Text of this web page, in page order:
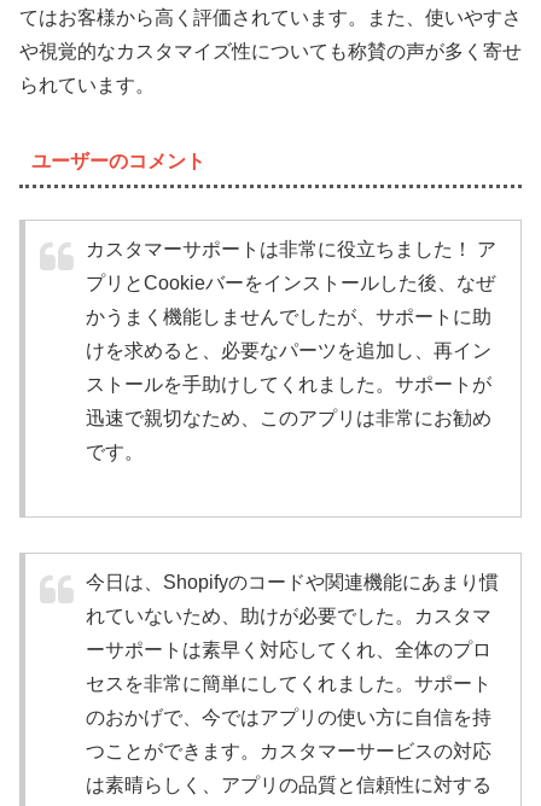
てはお客様から高く評価されています。また、使いやすさ
や視覚的なカスタマイズ性についても称賛の声が多く寄せ
られています。
ユーザーのコメント
カスタマーサポートは非常に役立ちました！ ア
プリとCookieバーをインストールした後、なぜ
かうまく機能しませんでしたが、サポートに助
けを求めると、必要なパーツを追加し、再イン
ストールを手助けしてくれました。サポートが
迅速で親切なため、このアプリは非常にお勧め
です。
今日は、Shopifyのコードや関連機能にあまり慣
れていないため、助けが必要でした。カスタマ
ーサポートは素早く対応してくれ、全体のプロ
セスを非常に簡単にしてくれました。サポート
のおかげで、今ではアプリの使い方に自信を持
つことができます。カスタマーサービスの対応
は素晴らしく、アプリの品質と信頼性に対する